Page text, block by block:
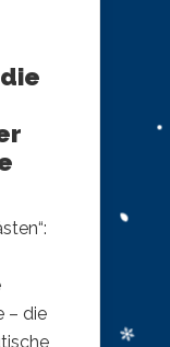
– die